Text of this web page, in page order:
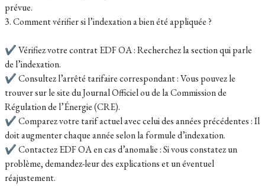
prévue.
3. Comment vérifier si l’indexation a bien été appliquée ?
✔ Vérifiez votre contrat EDF OA : Recherchez la section qui parle
de l’indexation.
✔ Consultez l’arrêté tarifaire correspondant : Vous pouvez le
trouver sur le site du Journal Officiel ou de la Commission de
Régulation de l’Énergie (CRE).
✔ Comparez votre tarif actuel avec celui des années précédentes : Il
doit augmenter chaque année selon la formule d’indexation.
✔ Contactez EDF OA en cas d’anomalie : Si vous constatez un
problème, demandez-leur des explications et un éventuel
réajustement.